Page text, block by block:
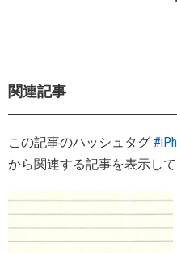
関連記事
この記事のハッシュタグ
から関連する記事を表示して